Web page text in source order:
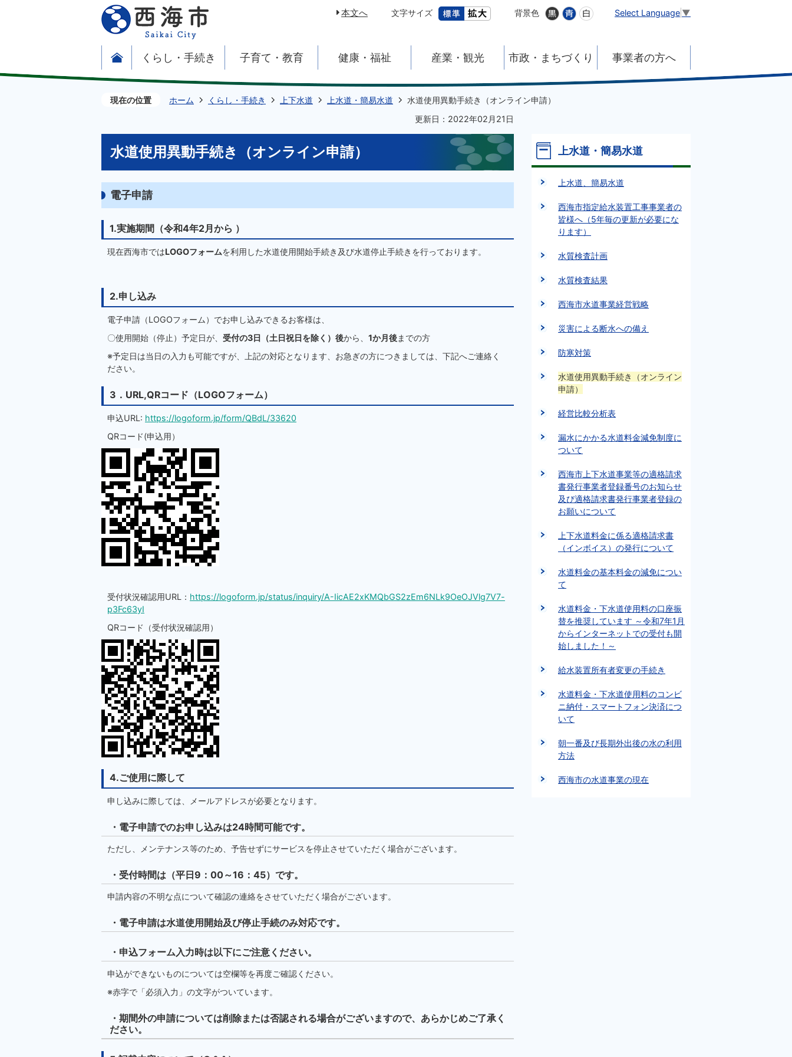
本文へ 文字サイズ 背景色 Select Language ▼
くらし・手続き 子育て・教育 健康・福祉 産業・観光 市政・まちづくり 事業者の方へ
現在の位置 ホーム くらし・手続き 上下水道 上水道・簡易水道
水道使用異動手続き（オンライン申請）
更新日：2022年02月21日
水道使用異動手続き（オンライン申請）
電子申請
1.実施期間（令和4年2月から ）
現在西海市ではLOGOフォームを利用した水道使用開始手続き及び水道停止手続きを行っております。
2.申し込み
電子申請（LOGOフォーム）でお申し込みできるお客様は、
〇使用開始（停止）予定日が、 受付の3日（土日祝日を除く）後から、 1か月後までの方
※予定日は当日の入力も可能ですが、上記の対応となります、お急ぎの方につきましては、下記へご連絡く
ださい。
3．URL,QRコード（LOGOフォーム）
申込URL: https://logoform.jp/form/QBdL/33620
QRコード(申込用）
受付状況確認用URL： https://logoform.jp/status/inquiry/A-IicAE2xKMQbGS2zEm6NLk9OeOJVlg7V7-
p3Fc63yI
QRコード（受付状況確認用）
4.ご使用に際して
申し込みに際しては、メールアドレスが必要となります。
・電子申請でのお申し込みは24時間可能です。
ただし、メンテナンス等のため、予告せずにサービスを停止させていただく場合がございます。
・受付時間は（平日9：00～16：45）です。
申請内容の不明な点について確認の連絡をさせていただく場合がございます。
・電子申請は水道使用開始及び停止手続のみ対応です。
・申込フォーム入力時は以下にご注意ください。
申込ができないものについては空欄等を再度ご確認ください。
※赤字で「必須入力」の文字がついています。
・期間外の申請については削除または否認される場合がございますので、あらかじめご了承く
ださい。
上水道・簡易水道
上水道、簡易水道
西海市指定給水装置工事事業者の
皆様へ（5年毎の更新が必要にな
ります）
水質検査計画
水質検査結果
西海市水道事業経営戦略
災害による断水への備え
防寒対策
水道使用異動手続き（オンライン
申請）
経営比較分析表
漏水にかかる水道料金減免制度に
ついて
西海市上下水道事業等の適格請求
書発行事業者登録番号のお知らせ
及び適格請求書発行事業者登録の
お願いについて
上下水道料金に係る適格請求書
（インボイス）の発行について
水道料金の基本料金の減免につい
て
水道料金・下水道使用料の口座振
替を推奨しています ～令和7年1月
からインターネットでの受付も開
始しました！～
給水装置所有者変更の手続き
水道料金・下水道使用料のコンビ
ニ納付・スマートフォン決済につ
いて
朝一番及び長期外出後の水の利用
方法
西海市の水道事業の現在